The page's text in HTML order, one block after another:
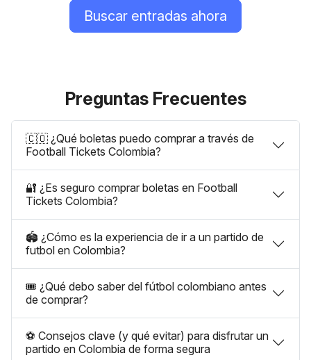
Buscar entradas ahora
Preguntas Frecuentes
🇨🇴 ¿Qué boletas puedo comprar a través de
Football Tickets Colombia?
🔐 ¿Es seguro comprar boletas en Football
Tickets Colombia?
🏟️ ¿Cómo es la experiencia de ir a un partido de
futbol en Colombia?
🎟️ ¿Qué debo saber del fútbol colombiano antes
de comprar?
⚽ Consejos clave (y qué evitar) para disfrutar un
partido en Colombia de forma segura